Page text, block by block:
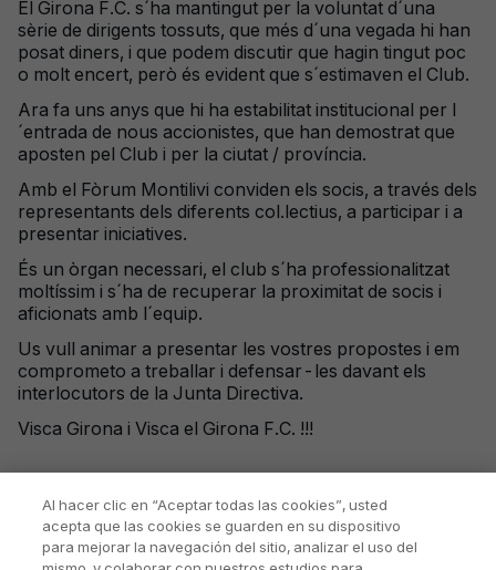
El Girona F.C. s´ha mantingut per la voluntat d´una
sèrie de dirigents tossuts, que més d´una vegada hi han
posat diners, i que podem discutir que hagin tingut poc
o molt encert, però és evident que s´estimaven el Club.
Ara fa uns anys que hi ha estabilitat institucional per l
´entrada de nous accionistes, que han demostrat que
aposten pel Club i per la ciutat / província.
Amb el Fòrum Montilivi conviden els socis, a través dels
representants dels diferents col.lectius, a participar i a
presentar iniciatives.
És un òrgan necessari, el club s´ha professionalitzat
moltíssim i s´ha de recuperar la proximitat de socis i
aficionats amb l´equip.
Us vull animar a presentar les vostres propostes i em
comprometo a treballar i defensar-les davant els
interlocutors de la Junta Directiva.
Visca Girona i Visca el Girona F.C. !!!
Al hacer clic en “Aceptar todas las cookies”, usted
acepta que las cookies se guarden en su dispositivo
para mejorar la navegación del sitio, analizar el uso del